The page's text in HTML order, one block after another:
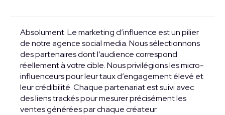
Absolument. Le marketing d’influence est un pilier
de notre agence social media. Nous sélectionnons
des partenaires dont l’audience correspond
réellement à votre cible. Nous privilégions les micro-
influenceurs pour leur taux d’engagement élevé et
leur crédibilité. Chaque partenariat est suivi avec
des liens trackés pour mesurer précisément les
ventes générées par chaque créateur.